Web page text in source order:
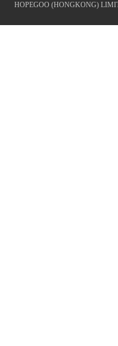
HOPEGOO (HONGKONG)